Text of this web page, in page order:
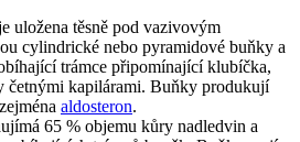
uložena těsně pod vazivovým
cylindrické nebo pyramidové buňky a
trámce připomínající klubíčka,
četnými kapilárami. Buňky produkují
aldosteron.
65 % objemu kůry nadledvin a